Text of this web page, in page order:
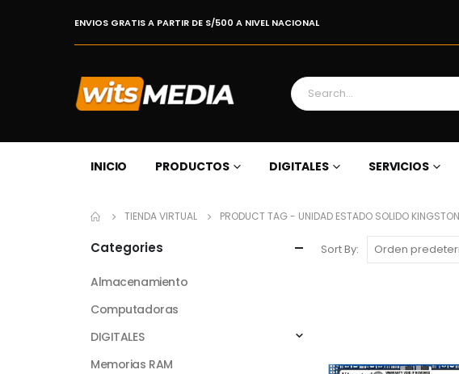
ENVIOS GRATIS A PARTIR DE S/500 A NIVEL NACIONAL
INICIO PRODUCTOS DIGITALES SERVICIOS
TIENDA VIRTUAL PRODUCT TAG - UNIDAD ESTADO SOLIDO
Sort By:
Categories
Almacenamiento
Computadoras
DIGITALES
Memorias RAM